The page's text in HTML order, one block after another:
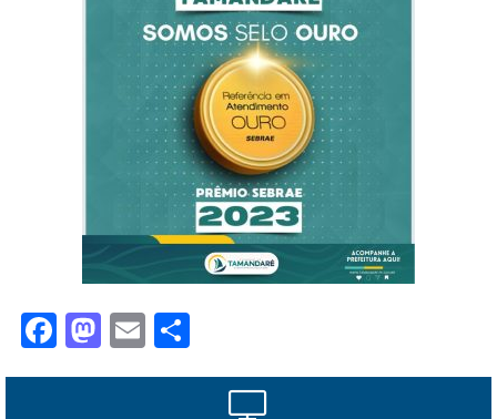
Facebook
Mastodon
Email